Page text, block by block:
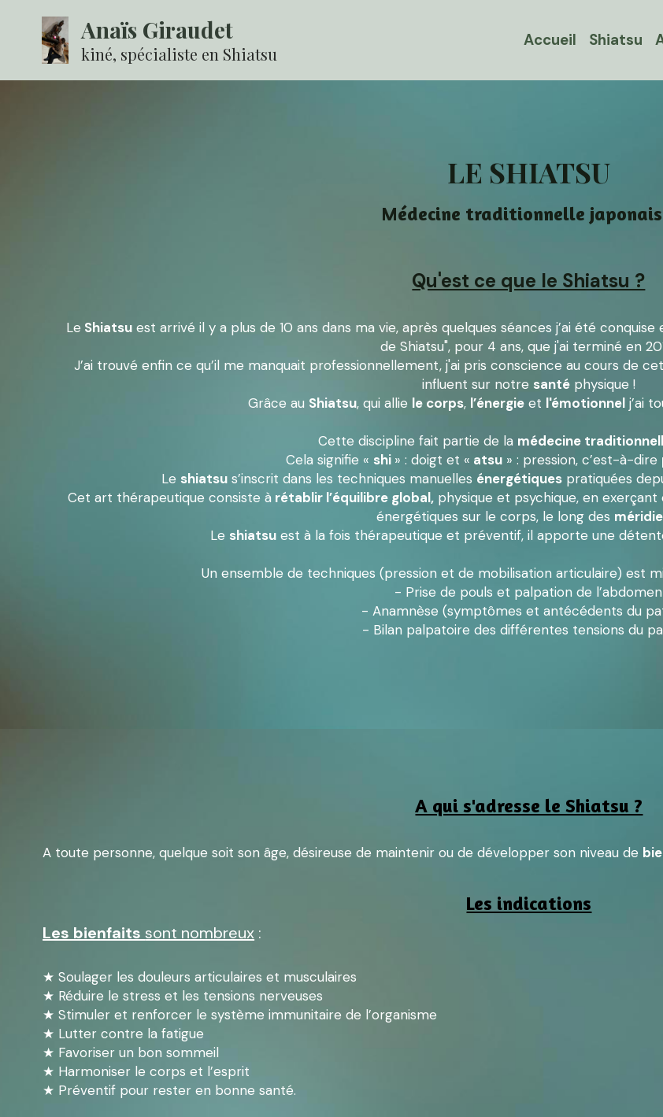
Anaïs Giraudet
kiné, spécialiste en Shiatsu
Accueil Shiatsu
LE SHIATSU
Médecine traditionnelle
Qu'est ce que le Shiatsu ?
Le Shiatsu est arrivé il y a plus de 10 ans dans ma vie, après quelques séances j’ai été
de Shiatsu", pour 4 ans, que j'ai terminé en
J’ai trouvé enfin ce qu’il me manquait professionnellement, j'ai pris conscience au cours de
influent sur notre santé physique !
Grâce au Shiatsu, qui allie le corps, l’énergie et l'émotionnel j’ai
Cette discipline fait partie de la médecine
Cela signifie « shi » : doigt et « atsu » : pression, c’est-à-dire
Le shiatsu s’inscrit dans les techniques manuelles énergétiques pratiquées
Cet art thérapeutique consiste à rétablir l’équilibre global, physique et psychique, en
énergétiques sur le corps, le long des
Le shiatsu est à la fois thérapeutique et préventif, il apporte une
Un ensemble de techniques (pression et de mobilisation articulaire) est
- Prise de pouls et palpation de l’abdomen
- Anamnèse (symptômes et antécédents du
- Bilan palpatoire des différentes tensions du
A qui s'adresse le Shiatsu ?
A toute personne, quelque soit son âge, désireuse de maintenir ou de développer son niveau de
Les indications
Les bienfaits sont nombreux :
★ Soulager les douleurs articulaires et musculaires
★ Réduire le stress et les tensions nerveuses
★ Stimuler et renforcer le système immunitaire de l’organisme
★ Lutter contre la fatigue
★ Favoriser un bon sommeil
★ Harmoniser le corps et l’esprit
★ Préventif pour rester en bonne santé.